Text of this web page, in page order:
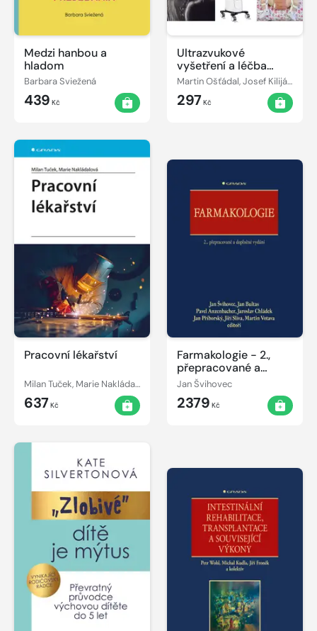
Medzi hanbou a
hladom
Barbara Sviežená
439 Kč
Ultrazvukové
vyšetření a léčba
dětského kyčelního
kloubu
Martin Ošťádal, Josef Kiliján ml., Josef Kiliján
297Kč
Pracovní lékařství
Milan Tuček, Marie Nakládalová
637Kč
Farmakologie - 2.,
přepracované a
doplněné vydání
Jan Švihovec
2379 Kč